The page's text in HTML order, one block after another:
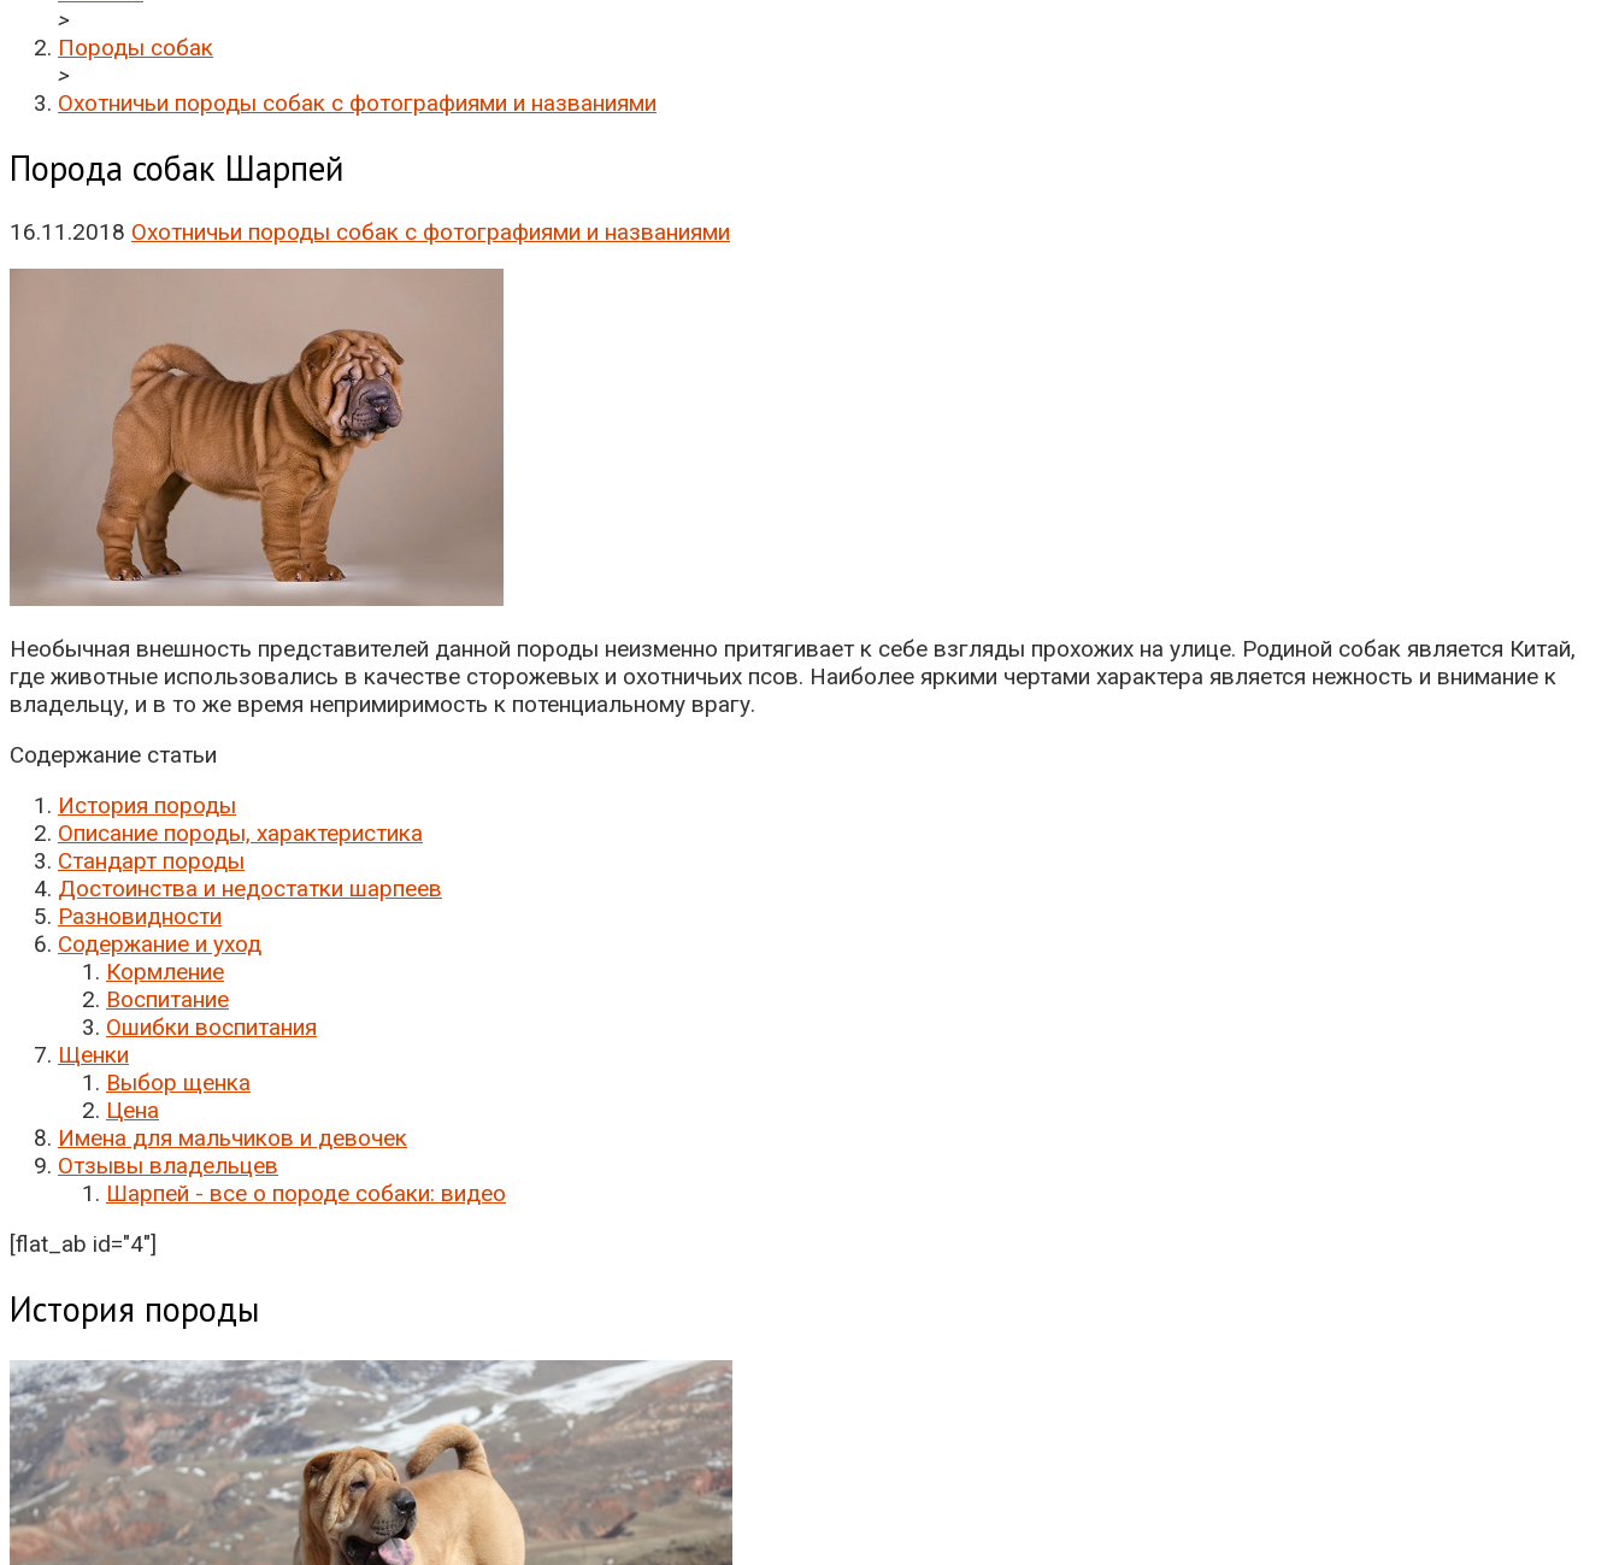
>
Породы собак
>
Охотничьи породы собак с фотографиями и названиями
Порода собак Шарпей
16.11.2018 Охотничьи породы собак с фотографиями и названиями
Необычная внешность представителей данной породы неизменно притягивает к себе взгляды прохожих на улице. Родиной собак является Китай,
где животные использовались в качестве сторожевых и охотничьих псов. Наиболее яркими чертами характера является нежность и внимание к
владельцу, и в то же время непримиримость к потенциальному врагу.
Содержание статьи
История породы
Описание породы, характеристика
Стандарт породы
Достоинства и недостатки шарпеев
Разновидности
Содержание и уход
Кормление
Воспитание
Ошибки воспитания
Щенки
Выбор щенка
Цена
Имена для мальчиков и девочек
Отзывы владельцев
Шарпей - все о породе собаки: видео
[flat_ab id="4"]
История породы